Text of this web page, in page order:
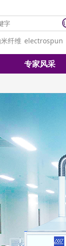
纤维 electrospun
专家风采